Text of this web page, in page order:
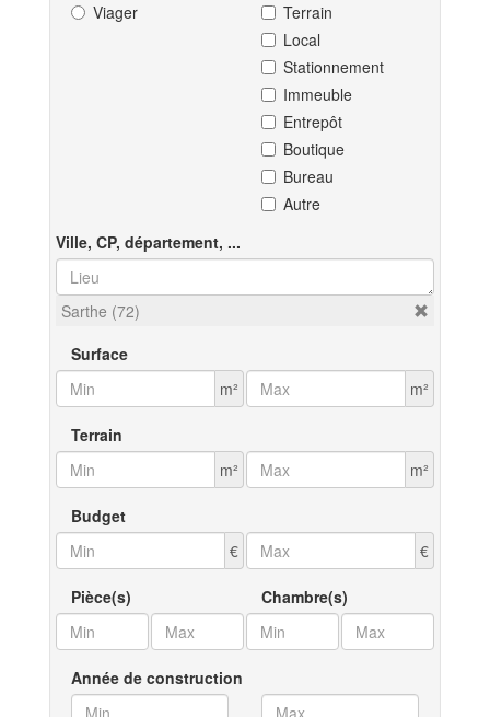
Viager
Terrain
Local
Stationnement
Immeuble
Entrepôt
Boutique
Bureau
Autre
Ville, CP, département, ...
Sarthe (72)
Surface
m²
m²
Terrain
m²
m²
Budget
€
€
Pièce(s) Chambre(s)
Année de construction